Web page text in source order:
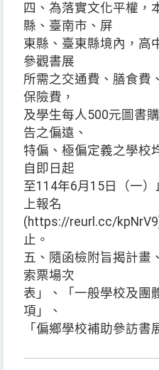
四、為落實文化平權，
縣、臺南市、屏
東縣、臺東縣境內，高
參觀書展
所需之交通費、膳食費
保險費，
及學生每人500元圖書
告之偏遠、
特偏、極偏定義之學校
自即日起
至114年6月15日（一
上報名
(https://reurl.cc/
止。
五、隨函檢附旨揭計畫
索票場次
表」、「一般學校及團
項」、
「偏鄉學校補助參訪書